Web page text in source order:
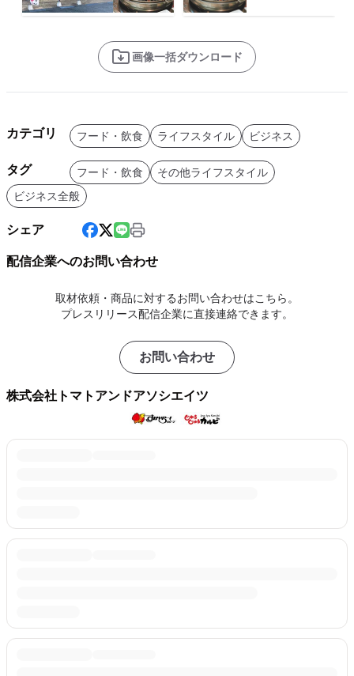
画像一括ダウンロード
カテゴリ フード・飲食 ライフスタイル ビジネス
タグ フード・飲食
その他ライフスタイル
ビジネス全般
シェア
配信企業へのお問い合わせ
取材依頼・商品に対するお問い合わせはこちら。
プレスリリース配信企業に直接連絡できます。
お問い合わせ
株式会社トマトアンドアソシエイツ